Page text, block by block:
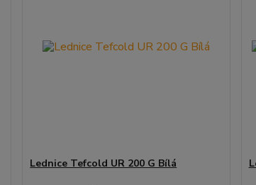
Lednice Tefcold UR 200 G Bílá